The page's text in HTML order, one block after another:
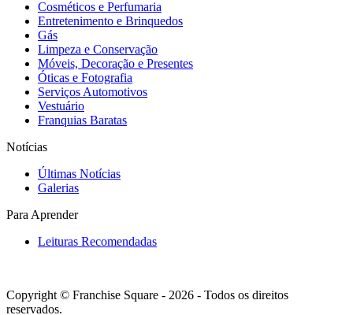
Cosméticos e Perfumaria
Entretenimento e Brinquedos
Gás
Limpeza e Conservação
Móveis, Decoração e Presentes
Óticas e Fotografia
Serviços Automotivos
Vestuário
Franquias Baratas
Notícias
Últimas Notícias
Galerias
Para Aprender
Leituras Recomendadas
Copyright © Franchise Square - 2026 - Todos os direitos
reservados.